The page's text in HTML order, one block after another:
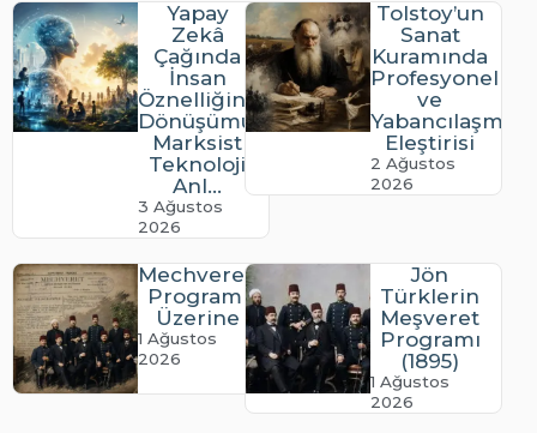
Yapay
Zekâ
Çağında
İnsan
Öznelliğinin
Dönüşümü:
Marksist
Teknoloji
Anl...
3 Ağustos
2026
Tolstoy’un
Sanat
Kuramında
ve
Yabancılaşma
Eleştirisi
2 Ağustos
2026
Mechveret’in
Programı
Üzerine
1 Ağustos
2026
Jön
Türklerin
Meşveret
Programı
(1895)
1 Ağustos
2026